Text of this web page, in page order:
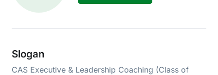
Slogan
CAS Executive & Leadership Coaching (Class of